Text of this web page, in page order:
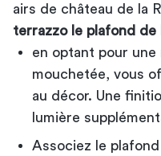
airs de château de la
terrazzo le plafond de
en optant pour
mouchetée, vous
au décor. Une
lumière
Associez le